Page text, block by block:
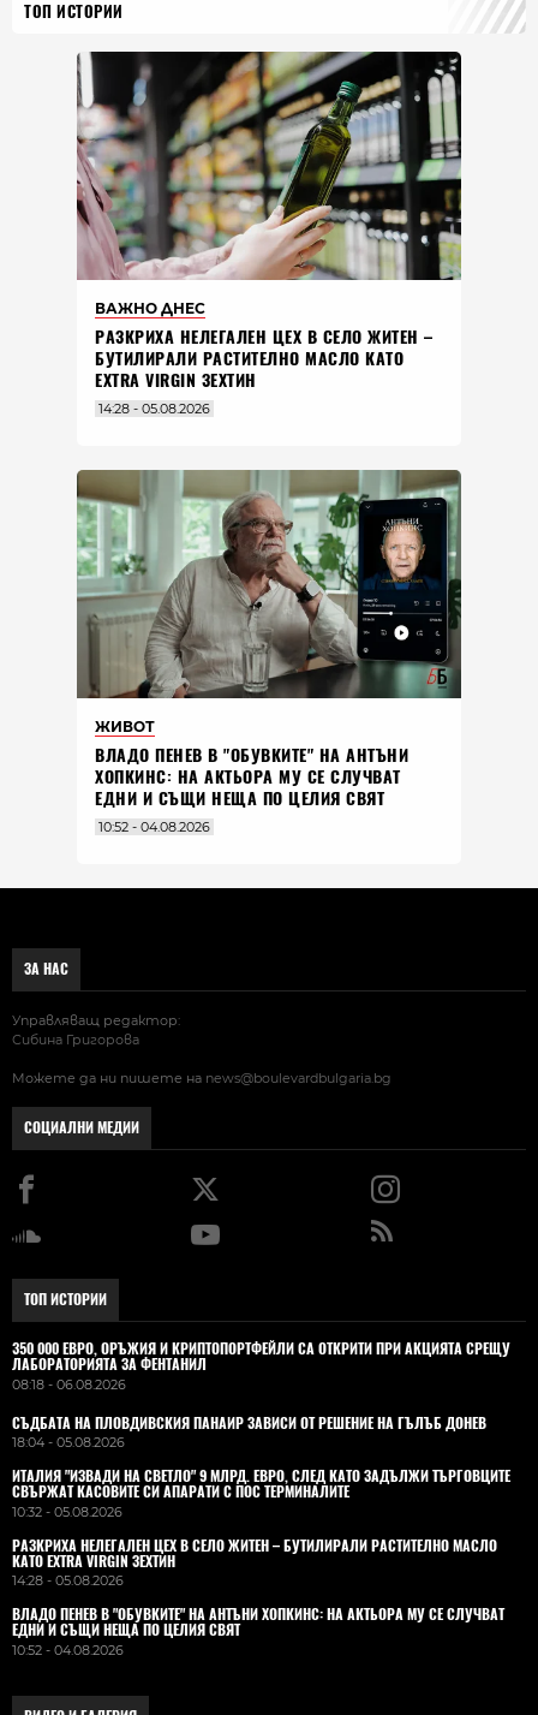
ТОП ИСТОРИИ
ВАЖНО ДНЕС
РАЗКРИХА НЕЛЕГАЛЕН ЦЕХ В СЕЛО ЖИТЕН –
БУТИЛИРАЛИ РАСТИТЕЛНО МАСЛО КАТО
EXTRA VIRGIN ЗЕХТИН
14:28 - 05.08.2026
ЖИВОТ
ВЛАДO ПЕНЕВ В "ОБУВКИТЕ" НА АНТЪНИ
ХОПКИНС: НА АКТЬОРА МУ СЕ СЛУЧВАТ
ЕДНИ И СЪЩИ НЕЩА ПО ЦЕЛИЯ СВЯТ
10:52 - 04.08.2026
ЗА НАС
Управляващ редактор:
Сибина Григорова
Можете да ни пишете на news@boulevardbulgaria.bg
СОЦИАЛНИ МЕДИИ
ТОП ИСТОРИИ
350 000 ЕВРО, ОРЪЖИЯ И КРИПТОПОРТФЕЙЛИ СА ОТКРИТИ ПРИ АКЦИЯТА СРЕЩУ
ЛАБОРАТОРИЯТА ЗА ФЕНТАНИЛ
08:18 - 06.08.2026
СЪДБАТА НА ПЛОВДИВСКИЯ ПАНАИР ЗАВИСИ ОТ РЕШЕНИЕ НА ГЪЛЪБ ДОНЕВ
18:04 - 05.08.2026
ИТАЛИЯ "ИЗВАДИ НА СВЕТЛО" 9 МЛРД. ЕВРО, СЛЕД КАТО ЗАДЪЛЖИ ТЪРГОВЦИТЕ
СВЪРЖАТ КАСОВИТЕ СИ АПАРАТИ С ПОС ТЕРМИНАЛИТЕ
10:32 - 05.08.2026
РАЗКРИХА НЕЛЕГАЛЕН ЦЕХ В СЕЛО ЖИТЕН – БУТИЛИРАЛИ РАСТИТЕЛНО МАСЛО
КАТО EXTRA VIRGIN ЗЕХТИН
14:28 - 05.08.2026
ВЛАДO ПЕНЕВ В "ОБУВКИТЕ" НА АНТЪНИ ХОПКИНС: НА АКТЬОРА МУ СЕ СЛУЧВАТ
ЕДНИ И СЪЩИ НЕЩА ПО ЦЕЛИЯ СВЯТ
10:52 - 04.08.2026